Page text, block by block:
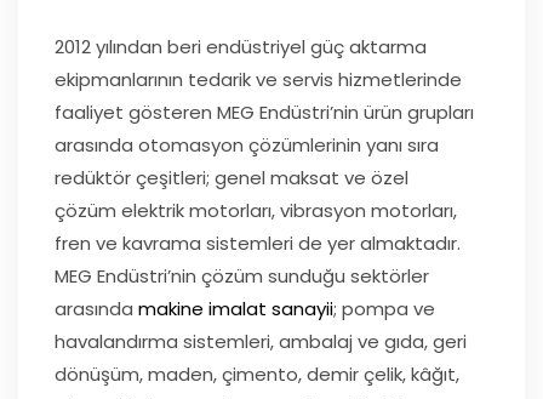
2012 yılından beri endüstriyel güç aktarma
ekipmanlarının tedarik ve servis hizmetlerinde
faaliyet gösteren MEG Endüstri’nin ürün grupları
arasında otomasyon çözümlerinin yanı sıra
redüktörçeşitleri; genel maksat ve özel
çözüm elektrik motorları, vibrasyon motorları,
fren ve kavrama sistemleri de yer almaktadır.
MEG Endüstri’nin çözüm sunduğu sektörler
arasında makine imalat sanayii; pompa ve
havalandırma sistemleri, ambalaj ve gıda, geri
dönüşüm, maden, çimento, demir çelik, kâğıt,